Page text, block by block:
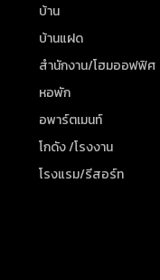
บ้าน
บ้านแฝด
สำนักงาน/โฮมออฟฟิศ
หอพัก
อพาร์ตเมนท์
โกดัง /โรงงาน
โรงแรม/รีสอร์ท